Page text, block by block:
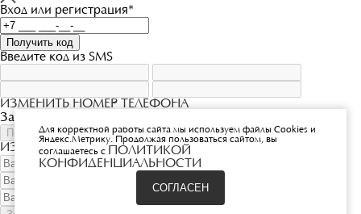
Для корректной работы сайта мы используем файлы Cookies и
Яндекс.Метрику. Продолжая пользоваться сайтом, вы
соглашаетесь с
ПОЛИТИКОЙ
КОНФИДЕНЦИАЛЬНОСТИ
СОГЛАСЕН
Вход или регистрация*
Введите код из SMS
ИЗМЕНИТЬ НОМЕР ТЕЛЕФОНА
Запросите новый SMS-код для авторизации на номер
ИЗМЕНИТЬ НОМЕР ТЕЛЕФОНА